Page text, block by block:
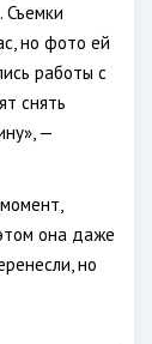
Съемки
но фото ей
работы с
снять
—
она даже
но